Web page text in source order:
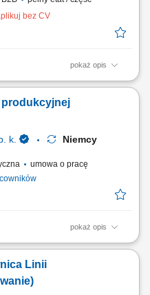
bez CV
pokaż opis
pacjentów z
terapii nerkozastępczych.
transplantacyjnych i
z interdyscyplinarnym
w...
produkcyjnej
k. Niemcy
umowa o pracę
pokaż opis
prace produkcyjne
/ układanie produkutów;
kontrola jakości;
Linii